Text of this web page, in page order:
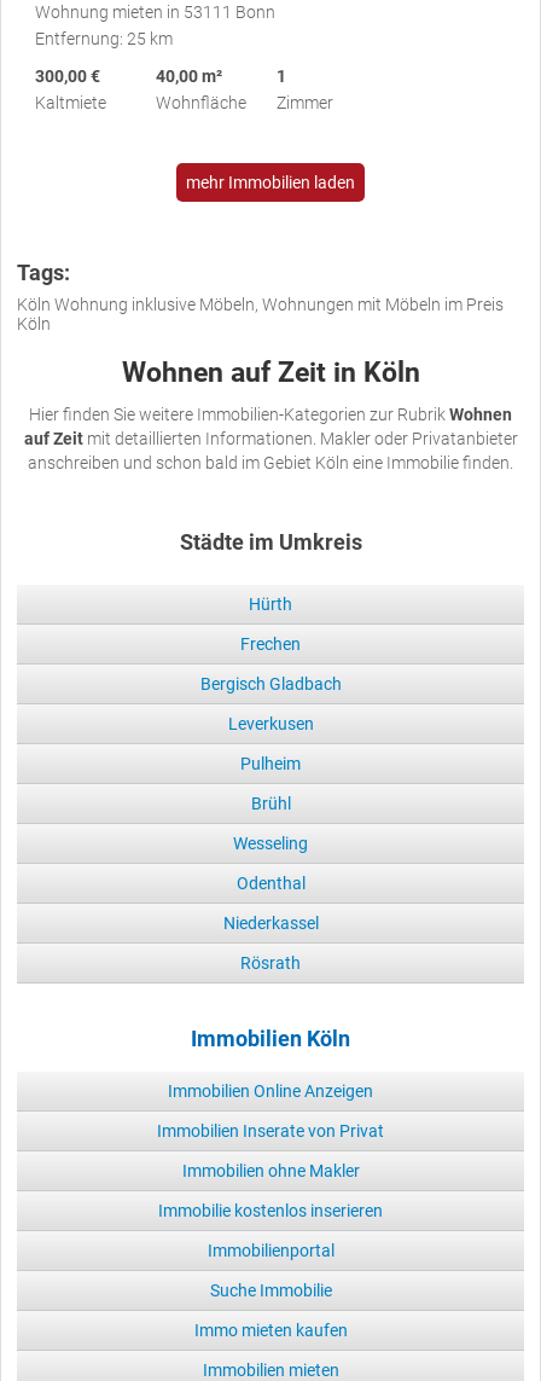
Wohnung mieten in 53111 Bonn
Entfernung: 25 km
300,00 €
Kaltmiete
40,00 m²
Wohnfläche
1
Zimmer
mehr Immobilien laden
Tags:
Köln Wohnung inklusive Möbeln, Wohnungen mit Möbeln im Preis
Köln
Wohnen auf Zeit in Köln
Hier finden Sie weitere Immobilien-Kategorien zur Rubrik Wohnen
auf Zeitmit detaillierten Informationen. Makler oder Privatanbieter
anschreiben und schon bald im Gebiet Köln eine Immobilie finden.
Städte im Umkreis
Hürth
Frechen
Bergisch Gladbach
Leverkusen
Pulheim
Brühl
Wesseling
Odenthal
Niederkassel
Rösrath
Immobilien Köln
Immobilien Online Anzeigen
Immobilien Inserate von Privat
Immobilien ohne Makler
Immobilie kostenlos inserieren
Immobilienportal
Suche Immobilie
Immo mieten kaufen
Immobilien mieten